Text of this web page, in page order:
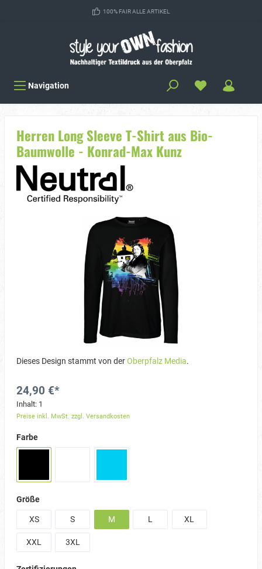
100% FAIR ALLE ARTIKEL
Navigation
Herren Long Sleeve T-Shirt aus Bio-
Baumwolle - Konrad-Max Kunz
Dieses Design stammt von derOberpfalz Media.
24,90 €*
Inhalt: 1
Preise inkl. MwSt. zzgl. Versandkosten
Farbe
Größe
XS
S M L XL
XXL 3XL